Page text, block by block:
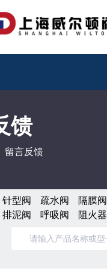
馈
留言反馈
针型阀 疏水阀 隔膜阀
排泥阀 呼吸阀 阻火器